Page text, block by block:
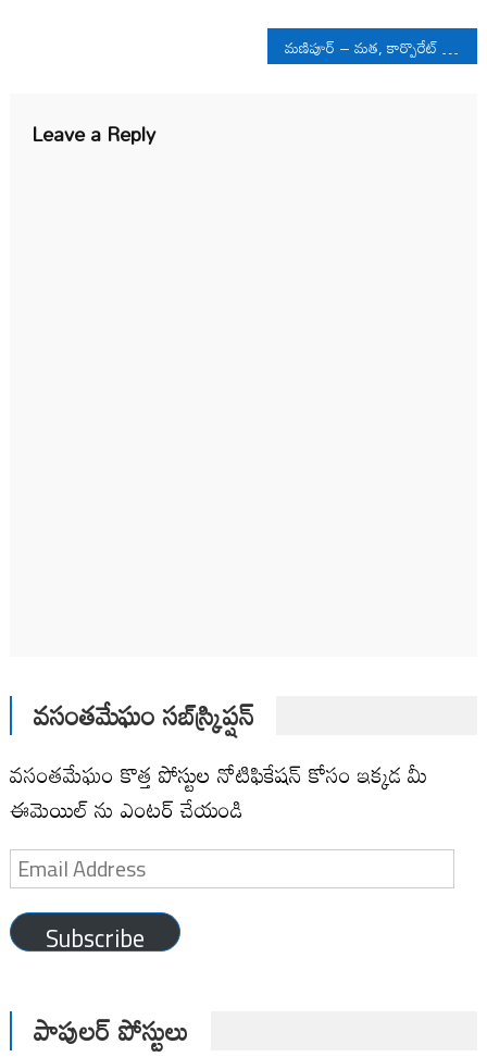
మణిపూర్ – మత, కార్పొరేట్ మారణకాండ
Leave a Reply
వసంతమేఘం సబ్‌స్క్రిప్షన్
వసంతమేఘం కొత్త పోస్టుల నోటిఫికేషన్ కోసం ఇక్కడ మీ
ఈమెయిల్ ను ఎంటర్ చేయండి
Email
Address
Subscribe
పాపులర్ పోస్టులు